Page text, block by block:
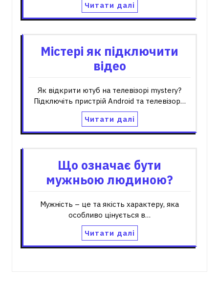
Читати далі
Містері як підключити
відео
Як відкрити ютуб на телевізорі mystery?
Підключіть пристрій Android та телевізор…
Читати далі
Що означає бути
мужньою людиною?
Мужність – це та якість характеру, яка
особливо цінується в…
Читати далі